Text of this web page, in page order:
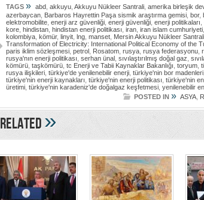
TAGS » abd akkuyu Akkuyu Nükleer Santrali amerika birleşik
azerbaycan Barbaros Hayrettin Paşa sismik araştırma gemisi bor,
elektromobilite enerji arz güvenliği enerji güvenliği enerji politikaları
kore hindistan hindistan enerji politikası iran iran islam cumhuriyeti
kolombiya kömür, linyit lng manset Mersin Akkuyu Nükleer Santrali
Transformation of Electricity: International Political Economy of the
paris iklim sözleşmesi petrol Rosatom rusya rusya federasyonu
rusya'nın enerji politikası serhan ünal sıvılaştırılmış doğal gaz
kömürü taşkömürü tc Enerji ve Tabii Kaynaklar Bakanlığı toryum
rusya ilişkileri türkiye'de yenilenebilir enerji türkiye'nin bor madenleri
türkiye'nin enerji kaynakları türkiye'nin enerji politikası türkiye'nin
üretimi türkiye'nin karadeniz'de doğalgaz keşfetmesi yenilenebilir
POSTED IN » ASYA
Related»